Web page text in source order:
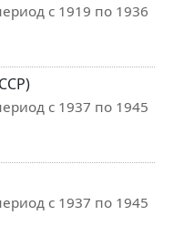
с 1919 по 1936
с 1937 по 1945
с 1937 по 1945